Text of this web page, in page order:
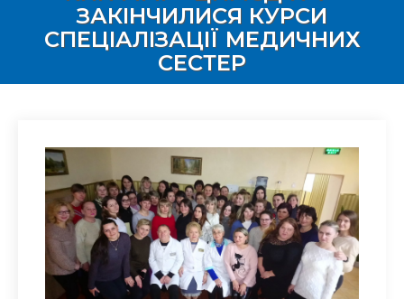
ЗАКІНЧИЛИСЯ КУРСИ
СПЕЦІАЛІЗАЦІЇ МЕДИЧНИХ
СЕСТЕР